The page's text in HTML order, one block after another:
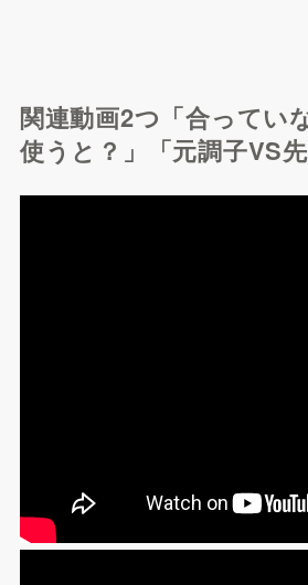
関連動画2つ「合ってい
使うと？」「元調子VS先